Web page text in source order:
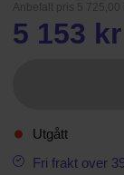
Anbefalt pris 5 725,00
5 153 kr
Utgått
Fri frakt over